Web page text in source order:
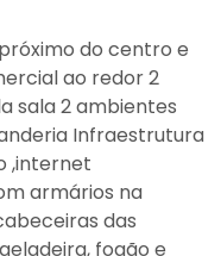
do centro e
ao redor 2
sala 2 ambientes
Infraestrutura
,internet
armários na
das
fogão e